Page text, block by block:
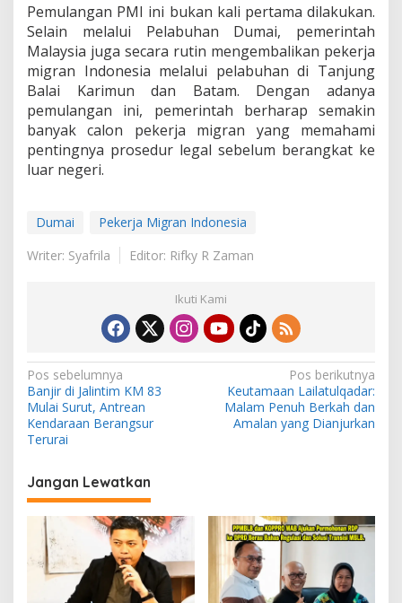
Pemulangan PMI ini bukan kali pertama dilakukan.
Selain melalui Pelabuhan Dumai, pemerintah
Malaysia juga secara rutin mengembalikan pekerja
migran Indonesia melalui pelabuhan di Tanjung
Balai Karimun dan Batam. Dengan adanya
pemulangan ini, pemerintah berharap semakin
banyak calon pekerja migran yang memahami
pentingnya prosedur legal sebelum berangkat ke
luar negeri.
Dumai
Pekerja Migran Indonesia
Writer: Syafrila
Editor: Rifky R Zaman
Ikuti Kami
N
a
v
i
g
a
i
Pos sebelumnya
Banjir di Jalintim KM 83
Mulai Surut, Antrean
Kendaraan Berangsur
Terurai
Pos berikutnya
Keutamaan Lailatulqadar:
Malam Penuh Berkah dan
Amalan yang Dianjurkan
Jangan Lewatkan